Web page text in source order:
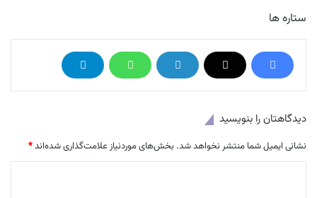
ستاره ها
دیدگاهتان را بنویسید
نشانی ایمیل شما منتشر نخواهد شد. بخش‌های موردنیاز علامت‌گذاری شده‌اند*